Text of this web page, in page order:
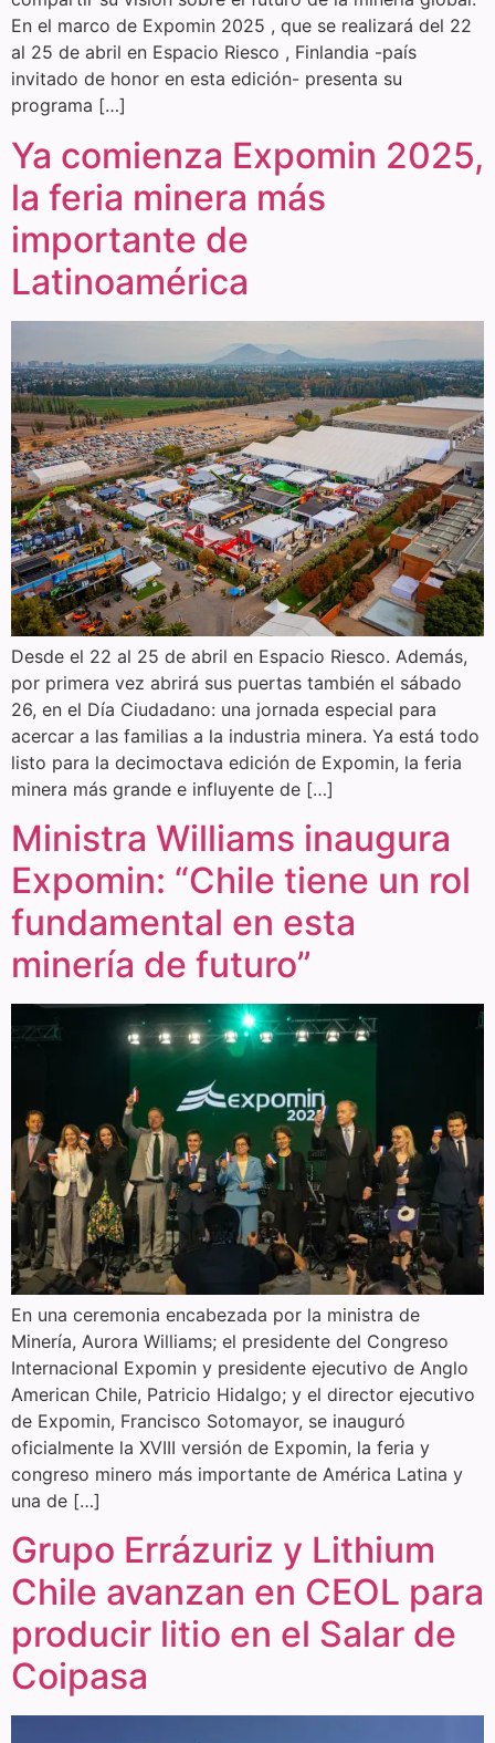
En el marco de Expomin 2025 , que se realizará del 22
al 25 de abril en Espacio Riesco , Finlandia -país
invitado de honor en esta edición- presenta su
programa […]
Ya comienza Expomin 2025,
la feria minera más
importante de
Latinoamérica
Desde el 22 al 25 de abril en Espacio Riesco. Además,
por primera vez abrirá sus puertas también el sábado
26, en el Día Ciudadano: una jornada especial para
acercar a las familias a la industria minera. Ya está todo
listo para la decimoctava edición de Expomin, la feria
minera más grande e influyente de […]
Ministra Williams inaugura
Expomin: “Chile tiene un rol
fundamental en esta
minería de futuro”
En una ceremonia encabezada por la ministra de
Minería, Aurora Williams; el presidente del Congreso
Internacional Expomin y presidente ejecutivo de Anglo
American Chile, Patricio Hidalgo; y el director ejecutivo
de Expomin, Francisco Sotomayor, se inauguró
oficialmente la XVIII versión de Expomin, la feria y
congreso minero más importante de América Latina y
una de […]
Grupo Errázuriz y Lithium
Chile avanzan en CEOL para
producir litio en el Salar de
Coipasa